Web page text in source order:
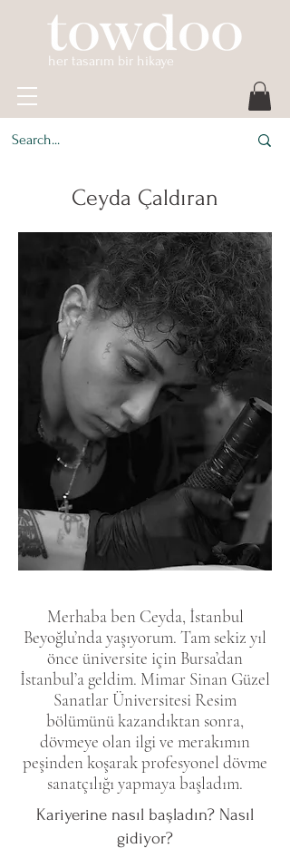
her tasarım bir hikaye
Ceyda Çaldıran
Merhaba ben Ceyda, İstanbul
Beyoğlu’nda yaşıyorum. Tam sekiz yıl
önce üniversite için Bursa’dan
İstanbul’a geldim. Mimar Sinan Güzel
Sanatlar Üniversitesi Resim
bölümünü kazandıktan sonra,
dövmeye olan ilgi ve merakımın
peşinden koşarak profesyonel dövme
sanatçılığı yapmaya başladım.
Kariyerine nasıl başladın? Nasıl
gidiyor?